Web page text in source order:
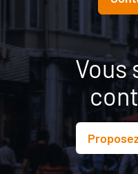
Vous